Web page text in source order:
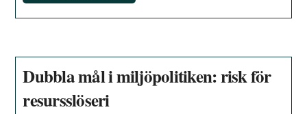
Dubbla mål i miljöpolitiken: risk för
resursslöseri